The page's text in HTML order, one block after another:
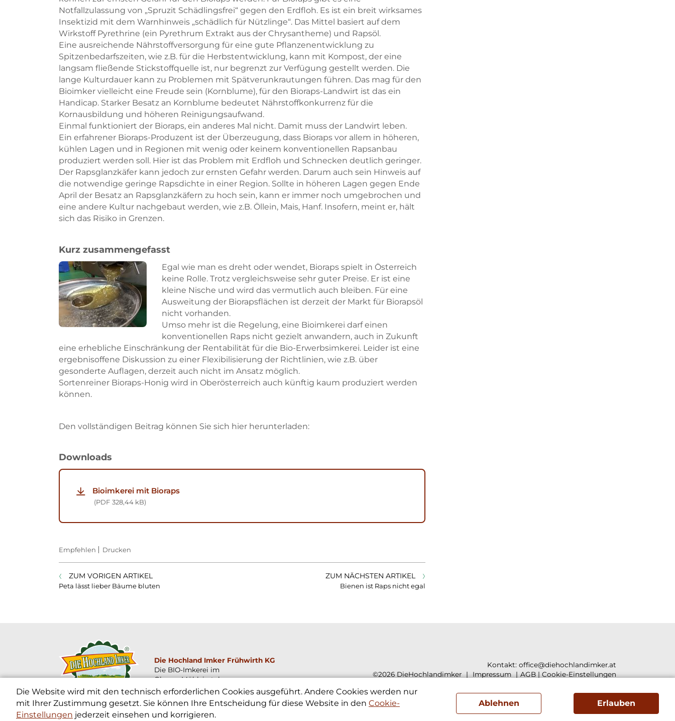
Notfallzulassung von „Spruzit Schädlingsfrei“ gegen den Erdfloh. Es ist ein breit wirksames
Insektizid mit dem Warnhinweis „schädlich für Nützlinge“. Das Mittel basiert auf dem
Wirkstoff Pyrethrine (ein Pyrethrum Extrakt aus der Chrysantheme) und Rapsöl.
Eine ausreichende Nährstoffversorgung für eine gute Pflanzenentwicklung zu
Spitzenbedarfszeiten, wie z.B. für die Herbstentwicklung, kann mit Kompost, der eine
langsam fließende Stickstoffquelle ist, nur begrenzt zur Verfügung gestellt werden. Die
lange Kulturdauer kann zu Problemen mit Spätverunkrautungen führen. Das mag für den
Bioimker vielleicht eine Freude sein (Kornblume), für den Bioraps-Landwirt ist das ein
Handicap. Starker Besatz an Kornblume bedeutet Nährstoffkonkurrenz für die
Kornausbildung und höheren Reinigungsaufwand.
Einmal funktioniert der Bioraps, ein anderes Mal nicht. Damit muss der Landwirt leben.
Ein erfahrener Bioraps-Produzent ist der Überzeugung, dass Bioraps vor allem in höheren,
kühlen Lagen und in Regionen mit wenig oder keinem konventionellen Rapsanbau
produziert werden soll. Hier ist das Problem mit Erdfloh und Schnecken deutlich geringer.
Der Rapsglanzkäfer kann jedoch zur ernsten Gefahr werden. Darum auch sein Hinweis auf
die notwendige geringe Rapsdichte in einer Region. Sollte in höheren Lagen gegen Ende
April der Besatz an Rapsglanzkäfern zu hoch sein, kann er immer noch umgebrochen und
eine andere Kultur nachgebaut werden, wie z.B. Öllein, Mais, Hanf. Insofern, meint er, hält
sich das Risiko in Grenzen.
Kurz zusammengefasst
Egal wie man es dreht oder wendet, Bioraps spielt in Österreich
keine Rolle. Trotz vergleichsweise sehr guter Preise. Er ist eine
kleine Nische und wird das vermutlich auch bleiben. Für eine
Ausweitung der Biorapsflächen ist derzeit der Markt für Biorapsöl
nicht vorhanden.
Umso mehr ist die Regelung, eine Bioimkerei darf einen
konventionellen Raps nicht gezielt anwandern, auch in Zukunft
eine erhebliche Einschränkung der Rentabilität für die Bio-Erwerbsimkerei. Leider ist eine
ergebnisoffene Diskussion zu einer Flexibilisierung der Richtlinien, wie z.B. über
gesonderte Auflagen, derzeit auch nicht im Ansatz möglich.
Sortenreiner Bioraps-Honig wird in Oberösterreich auch künftig kaum produziert werden
können.
Den vollständigen Beitrag können Sie sich hier herunterladen:
Downloads
Bioimkerei mit Bioraps
PDF 328,44 kB
Drucken
Empfehlen
ZUM VORIGEN ARTIKEL
Peta lässt lieber Bäume bluten
ZUM NÄCHSTEN ARTIKEL
Bienen ist Raps nicht egal
Die Hochland Imker Frühwirth KG
Die BIO-Imkerei im
Oberen Mühlviertel
Kontakt: office@diehochlandimker.at
©2026 DieHochlandimker
Impressum AGB|Cookie-Einstellungen
Die Website wird mit den technisch erforderlichen Cookies ausgeführt. Andere Cookies werden nur
mit Ihrer Zustimmung gesetzt. Sie können Ihre Entscheidung für diese Website in den Cookie-
Einstellungen jederzeit einsehen und korrigieren.
Ablehnen Erlauben